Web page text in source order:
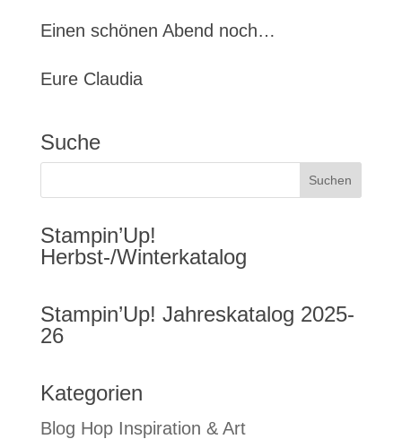
Einen schönen Abend noch…
Eure Claudia
Suche
Stampin’Up!
Herbst-/Winterkatalog
Stampin’Up! Jahreskatalog 2025-
26
Kategorien
Blog Hop Inspiration & Art